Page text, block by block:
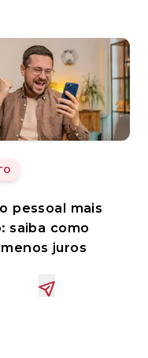
pessoal mais
saiba como
juros